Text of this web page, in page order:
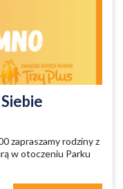
zapraszamy rodziny z
w otoczeniu Parku